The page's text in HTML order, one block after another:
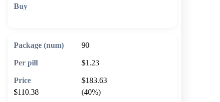
90
$1.23
$183.63
$110.38
(40%)